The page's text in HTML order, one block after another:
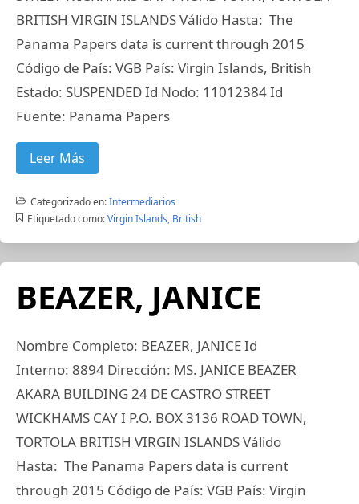
BRITISH VIRGIN ISLANDS Válido Hasta: The
Panama Papers data is current through 2015
Código de País: VGB País: Virgin Islands, British
Estado: SUSPENDED Id Nodo: 11012384 Id
Fuente: Panama Papers
Leer Más
Categorizado en:Intermediarios
Etiquetado como: Virgin Islands, British
BEAZER, JANICE
Nombre Completo: BEAZER, JANICE Id
Interno: 8894 Dirección: MS. JANICE BEAZER
AKARA BUILDING 24 DE CASTRO STREET
WICKHAMS CAY I P.O. BOX 3136 ROAD TOWN,
TORTOLA BRITISH VIRGIN ISLANDS Válido
Hasta: The Panama Papers data is current
through 2015 Código de País: VGB País: Virgin